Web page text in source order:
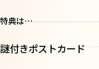
特典は…
謎付きポストカード